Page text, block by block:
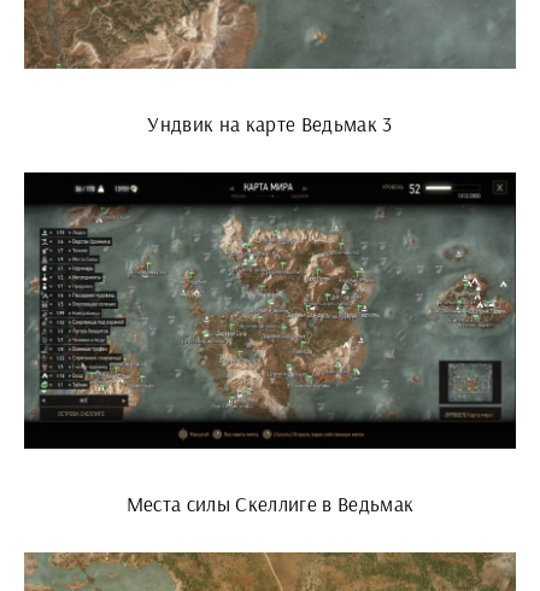
Ундвик на карте Ведьмак 3
Места силы Скеллиге в Ведьмак